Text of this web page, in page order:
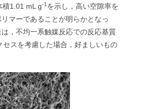
積1.01 mL g-1を示し，高い空隙率を
マーであることが明らかとなっ
，不均一系触媒反応での反応基質
セスを考慮した場合，好ましいもの